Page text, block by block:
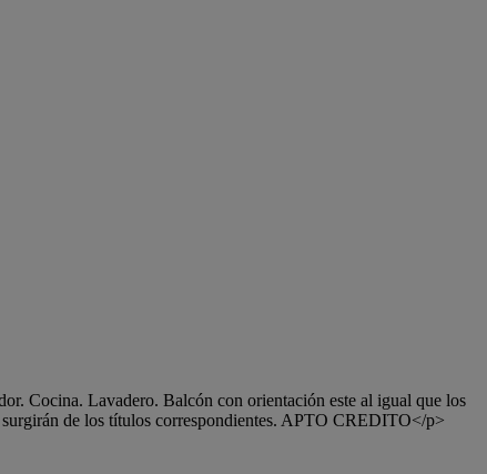
Cocina. Lavadero. Balcón con orientación este al igual que los
de los títulos correspondientes. APTO CREDITO</p>